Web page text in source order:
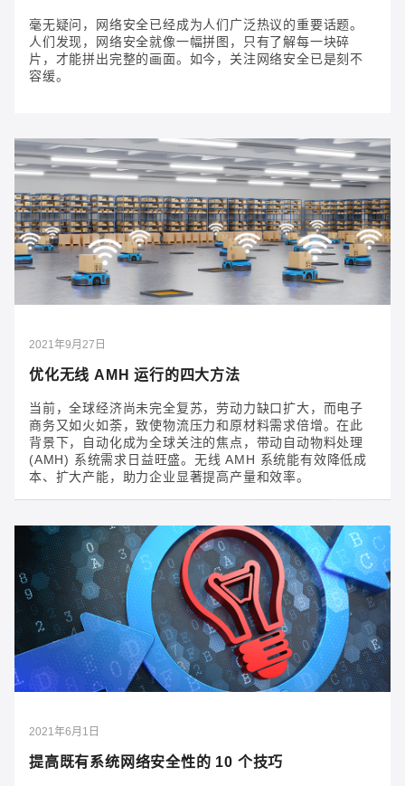
毫无疑问，网络安全已经成为人们广泛热议的重要话题。
人们发现，网络安全就像一幅拼图，只有了解每一块碎
片，才能拼出完整的画面。如今，关注网络安全已是刻不
容缓。
2021年11月29日
如何保护工业网络？听听行业专家的五条建议
毫无疑问，网络安全已经成为人们广泛热议的重要话
题。人们发现，网络安全就像一幅拼图，只有了解每一
块碎片，才能拼出完整的画面。如今，关注网络安全已
是刻不容缓。
2021年9月27日
优化无线 AMH 运行的四大方法
当前，全球经济尚未完全复苏，劳动力缺口扩大，而电子
商务又如火如荼，致使物流压力和原材料需求倍增。在此
背景下，自动化成为全球关注的焦点，带动自动物料处理
(AMH) 系统需求日益旺盛。无线 AMH 系统能有效降低成
本、扩大产能，助力企业显著提高产量和效率。
2021年9月27日
优化无线 AMH 运行的四大方法
当前，全球经济尚未完全复苏，劳动力缺口扩大，而电
子商务又如火如荼，致使物流压力和原材料需求倍增。
在此背景下，自动化成为全球关注的焦点，带动自动物
料处理 (AMH) 系统需求日益旺盛。无线 AMH 系统能有
2021年6月1日
提高既有系统网络安全性的 10 个技巧